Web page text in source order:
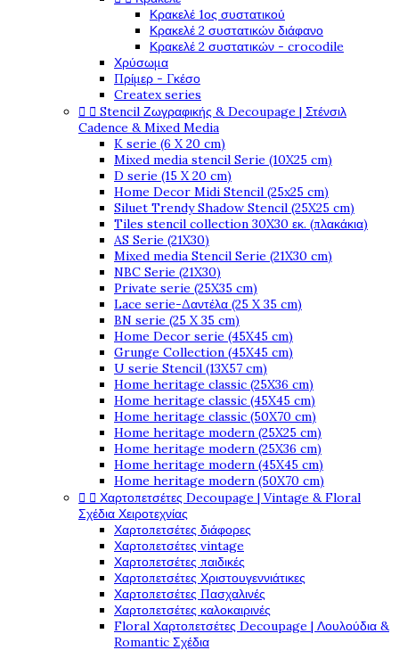
Κρακελέ 1ος συστατικού
Κρακελέ 2 συστατικών διάφανο
Κρακελέ 2 συστατικών - crocodile
Χρύσωμα
Πρίμερ - Γκέσο
Createx series
  Stencil Ζωγραφικής & Decoupage | Στένσιλ
Cadence & Mixed Media
K serie (6 X 20 cm)
Mixed media stencil Serie (10X25 cm)
D serie (15 X 20 cm)
Home Decor Midi Stencil (25x25 cm)
Siluet Trendy Shadow Stencil (25X25 cm)
Tiles stencil collection 30X30 εκ. (πλακάκια)
AS Serie (21X30)
Mixed media Stencil Serie (21X30 cm)
NBC Serie (21X30)
Private serie (25X35 cm)
Lace serie-Δαντέλα (25 X 35 cm)
BN serie (25 X 35 cm)
Home Decor serie (45X45 cm)
Grunge Collection (45X45 cm)
U serie Stencil (13X57 cm)
Home heritage classic (25X36 cm)
Home heritage classic (45X45 cm)
Home heritage classic (50X70 cm)
Home heritage modern (25X25 cm)
Home heritage modern (25X36 cm)
Home heritage modern (45X45 cm)
Home heritage modern (50X70 cm)
  Χαρτοπετσέτες Decoupage | Vintage & Floral
Σχέδια Χειροτεχνίας
Χαρτοπετσέτες διάφορες
Χαρτοπετσέτες vintage
Χαρτοπετσέτες παιδικές
Χαρτοπετσέτες Χριστουγεννιάτικες
Χαρτοπετσέτες Πασχαλινές
Χαρτοπετσέτες καλοκαιρινές
Floral Χαρτοπετσέτες Decoupage | Λουλούδια &
Romantic Σχέδια